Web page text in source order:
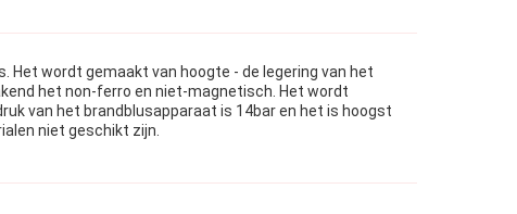
Het wordt gemaakt van hoogte - de legering van het
het non-ferro en niet-magnetisch. Het wordt
van het brandblusapparaat is 14bar en het is hoogst
niet geschikt zijn.